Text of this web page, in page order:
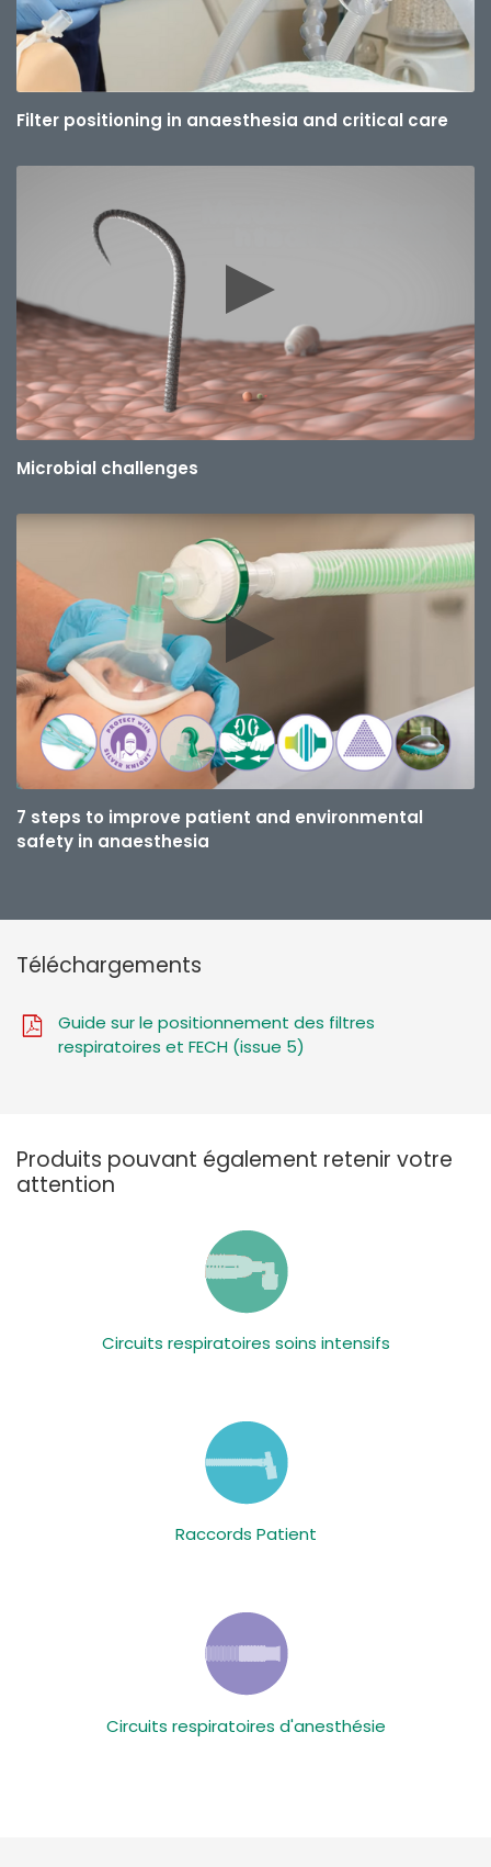
Filter positioning in anaesthesia and critical care
Microbial challenges
7 steps to improve patient and environmental
safety in anaesthesia
Téléchargements
Guide sur le positionnement des filtres
respiratoires et FECH (issue 5)
Produits pouvant également retenir votre
attention
Circuits respiratoires soins intensifs
Raccords Patient
Circuits respiratoires d'anesthésie